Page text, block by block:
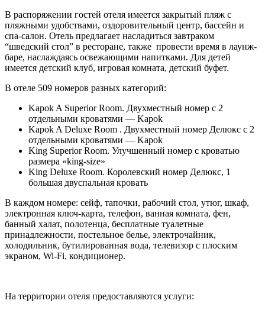
В распоряжении гостей отеля имеется закрытый пляж с
пляжными удобствами, оздоровительный центр, бассейн и
спа-салон. Отель предлагает насладиться завтраком
“шведский стол” в ресторане, также провести время в лаунж-
баре, наслаждаясь освежающими напитками. Для детей
имеется детский клуб, игровая комната, детский буфет.
В отеле 509 номеров разных категорий:
Kapok A Superior Room. Двухместный номер с 2
отдельными кроватями — Kapok
Kapok A Deluxe Room . Двухместный номер Делюкс с 2
отдельными кроватями — Kapok
King Superior Room. Улучшенный номер с кроватью
размера «king-size»
King Deluxe Room. Королевский номер Делюкс, 1
большая двуспальная кровать
В каждом номере: сейф, тапочки, рабочий стол, утюг, шкаф,
электронная ключ-карта, телефон, ванная комната, фен,
банный халат, полотенца, бесплатные туалетные
принадлежности, постельное белье, электрочайник,
холодильник, бутилированная вода, телевизор с плоским
экраном, Wi-Fi, кондиционер.
На территории отеля предоставляются услуги: